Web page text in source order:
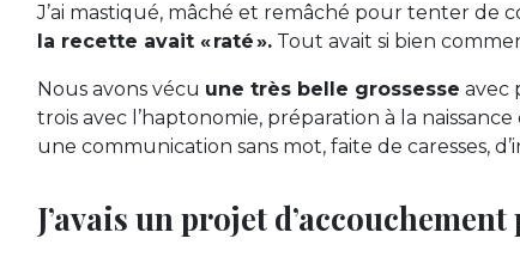
J’ai mastiqué, mâché et remâché pour tenter de
la recette avait « raté ». Tout avait si bien
Nous avons vécu une très belle grossesse avec
trois avec l’haptonomie, préparation à la
une communication sans mot, faite de caresses,
J’avais un projet